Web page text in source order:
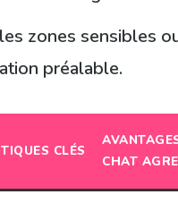
zones sensibles
préalable.
CLÉS
CHAT